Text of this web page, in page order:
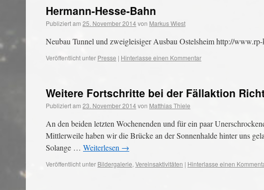
Hermann-Hesse-Bahn
Publiziert am 25. November 2014von Markus Wiest
Neubau Tunnel und zweigleisiger Ausbau Ostelsheim http://
Veröffentlicht unter Presse | Hinterlasse einen Kommentar
Weitere Fortschritte bei der Fällaktion
Publiziert am 23. November 2014von Matthias Thiele
An den beiden letzten Wochenenden und für ein paar
Mittlerweile haben wir die Brücke an der Sonnenhalde hinter uns
Solange … Weiterlesen →
Veröffentlicht unter Bildergalerie, Vereinsaktivitäten | Hinterlasse einen